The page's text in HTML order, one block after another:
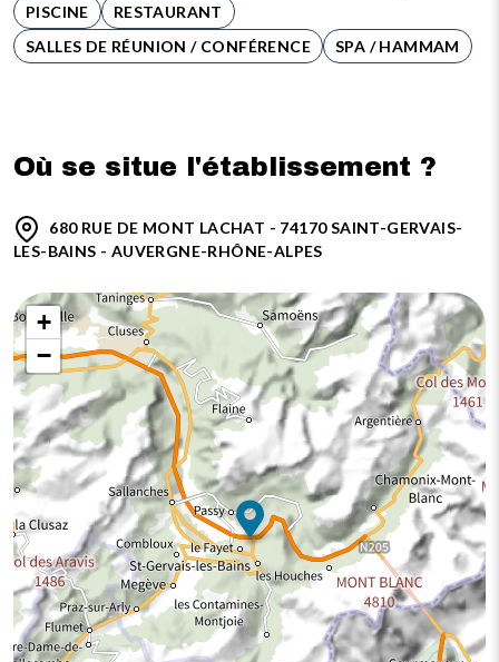
PISCINE
RESTAURANT
SALLES DE RÉUNION / CONFÉRENCE
SPA / HAMMAM
Où se situe l'établissement ?
680 RUE DE MONT LACHAT - 74170 SAINT-GERVAIS-
LES-BAINS - AUVERGNE-RHÔNE-ALPES
+
−